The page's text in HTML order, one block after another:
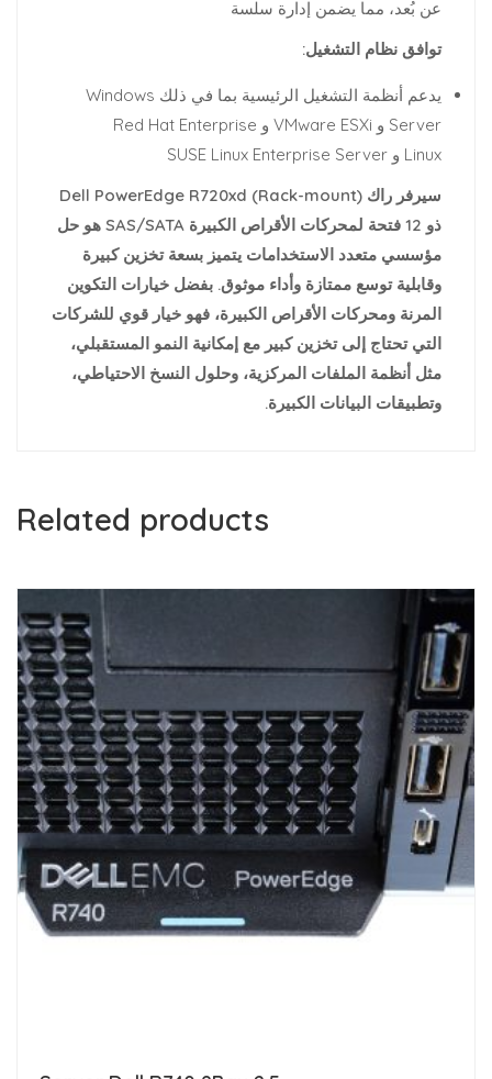
عن بُعد، مما يضمن إدارة سلسة
توافق نظام التشغيل:
يدعم أنظمة التشغيل الرئيسية بما في ذلك Windows
Server و VMware ESXi و Red Hat Enterprise
Linux و SUSE Linux Enterprise Server
سيرفر راك (Rack-mount) Dell PowerEdge R720xd
ذو 12 فتحة لمحركات الأقراص الكبيرة SAS/SATA هو حل
مؤسسي متعدد الاستخدامات يتميز بسعة تخزين كبيرة
وقابلية توسع ممتازة وأداء موثوق. بفضل خيارات التكوين
المرنة ومحركات الأقراص الكبيرة، فهو خيار قوي للشركات
التي تحتاج إلى تخزين كبير مع إمكانية النمو المستقبلي،
مثل أنظمة الملفات المركزية، وحلول النسخ الاحتياطي،
وتطبيقات البيانات الكبيرة.
Related products